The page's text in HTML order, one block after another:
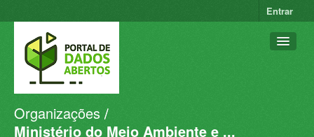
Entrar
Conjuntos de dados
Organizações
Ministério do Meio Ambiente e ...